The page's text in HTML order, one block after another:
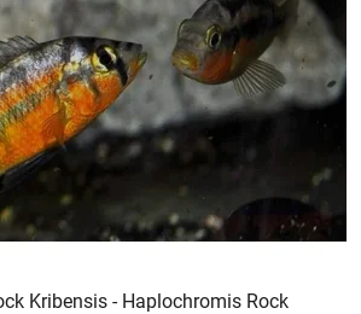
Kribensis - Haplochromis Rock